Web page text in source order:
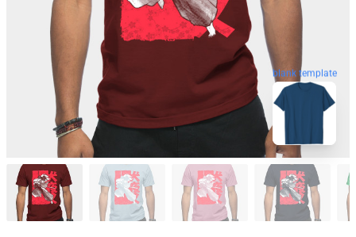
blank template